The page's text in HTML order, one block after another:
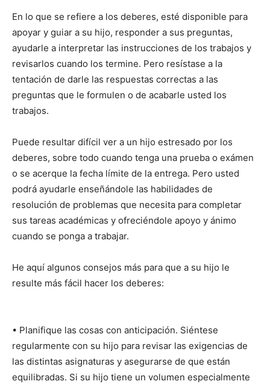
En lo que se refiere a los deberes, esté disponible para
apoyar y guiar a su hijo, responder a sus preguntas,
ayudarle a interpretar las instrucciones de los trabajos y
revisarlos cuando los termine. Pero resístase a la
tentación de darle las respuestas correctas a las
preguntas que le formulen o de acabarle usted los
trabajos.
Puede resultar difícil ver a un hijo estresado por los
deberes, sobre todo cuando tenga una prueba o exámen
o se acerque la fecha límite de la entrega. Pero usted
podrá ayudarle enseñándole las habilidades de
resolución de problemas que necesita para completar
sus tareas académicas y ofreciéndole apoyo y ánimo
cuando se ponga a trabajar.
He aquí algunos consejos más para que a su hijo le
resulte más fácil hacer los deberes:
• Planifique las cosas con anticipación. Siéntese
regularmente con su hijo para revisar las exigencias de
las distintas asignaturas y asegurarse de que están
equilibradas. Si su hijo tiene un volumen especialmente